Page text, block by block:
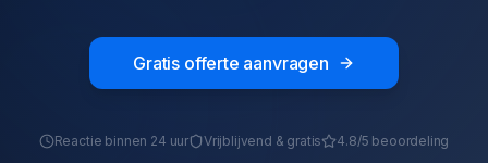
Gratis offerte aanvragen
Reactie binnen 24 uur Vrijblijvend & gratis 4.8/5 beoordeling